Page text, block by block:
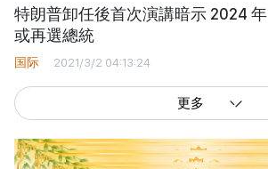
特朗普卸任後首次演講暗示 2024 年
或再選總統
国际 2021/3/2 04:13:24
更多